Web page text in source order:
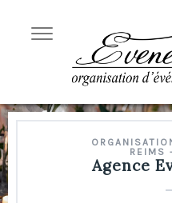
REIMS
Agence